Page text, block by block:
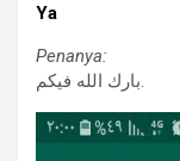
Ya
Penanya:
بارك الله فيكم.